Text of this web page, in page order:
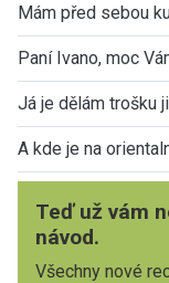
Mám před sebou
Paní Ivano, moc
Já je dělám trošku
A kde je na
Teď už vám
návod.
Všechny nové